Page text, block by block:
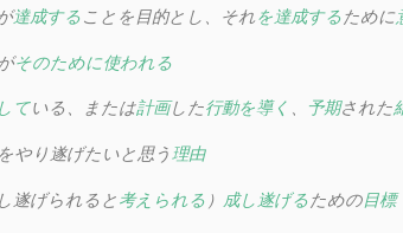
達成することを目的とし、それを達成するために
そのために使われる
ている、または計画した行動を導く 、 予期された
やり遂げたいと思う理由
し遂げられると考えられる ） 成し遂げるための目標